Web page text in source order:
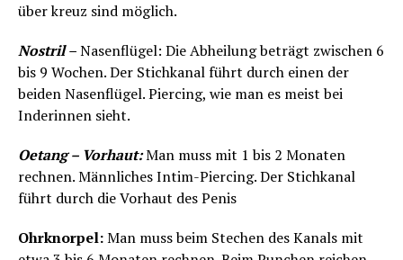
über kreuz sind möglich.
Nostril–Nasenflügel: Die Abheilung beträgt zwischen 6
bis 9 Wochen. Der Stichkanal führt durch einen der
beiden Nasenflügel. Piercing, wie man es meist bei
Inderinnen sieht.
Oetang – Vorhaut:Man muss mit 1 bis 2 Monaten
rechnen. Männliches Intim-Piercing. Der Stichkanal
führt durch die Vorhaut des Penis
Ohrknorpel:Man muss beim Stechen des Kanals mit